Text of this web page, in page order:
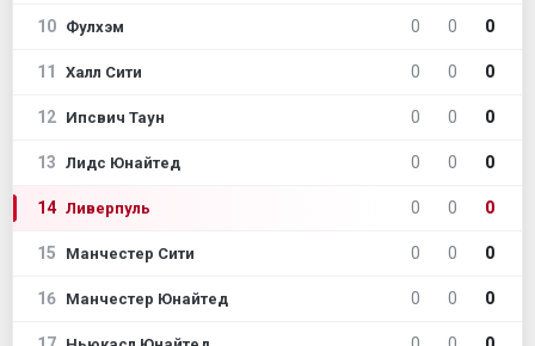
10 Фулхэм 0 0 0
11 Халл Сити 0 0 0
12 Ипсвич Таун 0 0 0
13 Лидс Юнайтед 0 0 0
14 Ливерпуль 0 0 0
15 Манчестер Сити 0 0 0
16 Манчестер Юнайтед 0 0 0